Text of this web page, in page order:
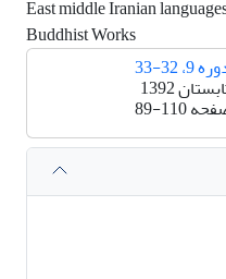
East middle Iranian
Buddhist Works
9، 32-33
1392
89-110